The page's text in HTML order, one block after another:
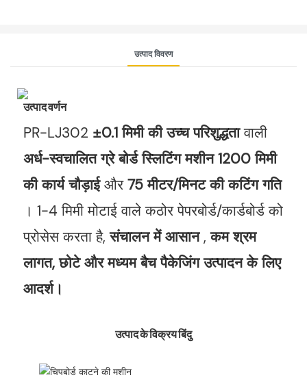
उत्पाद विवरण
उत्पाद वर्णन
PR-LJ302 ±0.1 मिमी की उच्च परिशुद्धतावाली
अर्ध-स्वचालित ग्रे बोर्ड स्लिटिंग मशीन 1200 मिमी
की कार्य चौड़ाईऔर75 मीटर/मिनट की कटिंग गति
। 1-4 मिमी मोटाई वाले कठोर पेपरबोर्ड/कार्डबोर्ड को
प्रोसेस करता है,संचालन में आसान,कम श्रम
लागत, छोटे और मध्यम बैच पैकेजिंग उत्पादन के लिए
आदर्श।
उत्पाद के विक्रय बिंदु